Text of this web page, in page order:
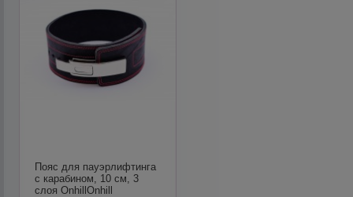
Пояс для пауэрлифтинга
с карабином, 10 см, 3
слоя OnhillOnhill